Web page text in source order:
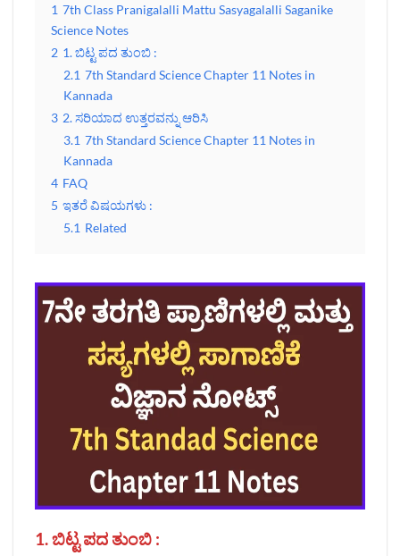
1 7th Class Pranigalalli Mattu Sasyagalalli Saganike
Science Notes
2 1. ಬಿಟ್ಟ ಪದ ತುಂಬಿ :
2.1 7th Standard Science Chapter 11 Notes in
Kannada
3 2. ಸರಿಯಾದ ಉತ್ತರವನ್ನು ಆರಿಸಿ
3.1 7th Standard Science Chapter 11 Notes in
Kannada
4 FAQ
5 ಇತರೆ ವಿಷಯಗಳು :
5.1 Related
1. ಬಿಟ್ಟ ಪದ ತುಂಬಿ :